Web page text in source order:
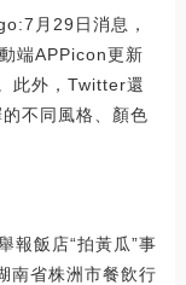
月29日消息，
端APPicon更新
此外，Twitter還
不同風格、顏色
報飯店“拍黃瓜”事
南省株洲市餐飲行